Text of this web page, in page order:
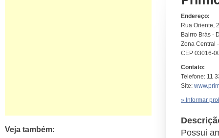
Veja também:
Endereço:
Rua Oriente,
Bairro Brás -
Zona Central
CEP 03016-
Contato:
Telefone: 11
Site:
» Informar
Possui